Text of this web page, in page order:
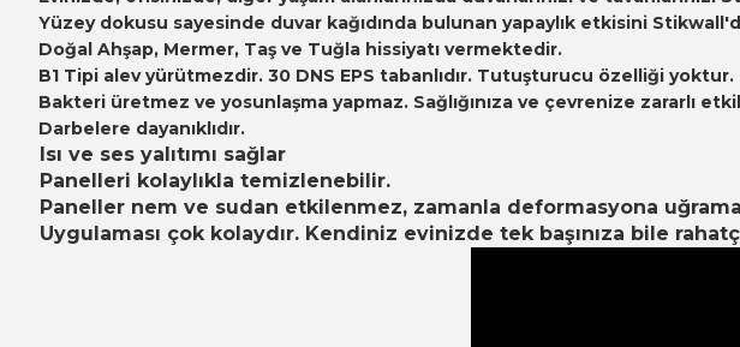
Yüzey dokusu sayesinde duvar kağıdında bulunan yapaylık etkisini
Doğal Ahşap, Mermer, Taş ve Tuğla hissiyatı vermektedir.
B1 Tipi alev yürütmezdir. 30 DNS EPS tabanlıdır. Tutuşturucu özelliği yoktur.
Bakteri üretmez ve yosunlaşma yapmaz. Sağlığınıza ve çevrenize zararlı
Darbelere dayanıklıdır.
Isı ve ses yalıtımı sağlar
Panelleri kolaylıkla temizlenebilir.
Paneller nem ve sudan etkilenmez, zamanla deformasyona
Uygulaması çok kolaydır. Kendiniz evinizde tek başınıza bile